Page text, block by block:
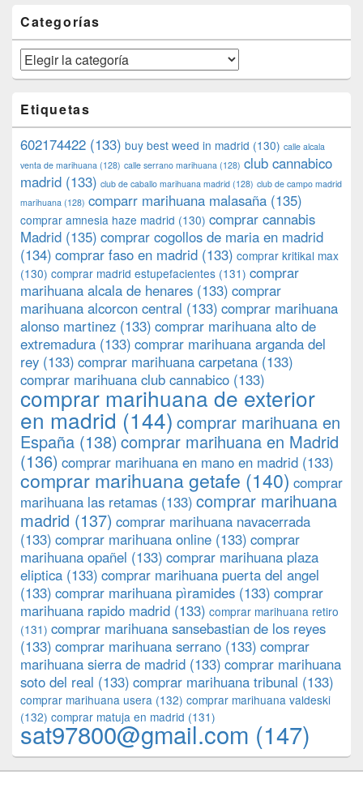
Categorías
Categorías
Etiquetas
602174422 (133) buy best weed in madrid (130) calle alcala
venta de marihuana (128) calle serrano marihuana (128) club cannabico
madrid (133) club de caballo marihuana madrid (128) club de campo madrid
marihuana (128) comparr marihuana malasaña (135)
comprar amnesia haze madrid (130) comprar cannabis
Madrid (135) comprar cogollos de maria en madrid
(134) comprar faso en madrid (133) comprar kritikal max
(130) comprar madrid estupefacientes (131) comprar
marihuana alcala de henares (133) comprar
marihuana alcorcon central (133) comprar marihuana
alonso martinez (133) comprar marihuana alto de
extremadura (133) comprar marihuana arganda del
rey (133) comprar marihuana carpetana (133)
comprar marihuana club cannabico (133)
comprar marihuana de exterior
en madrid (144) comprar marihuana en
España (138) comprar marihuana en Madrid
(136) comprar marihuana en mano en madrid (133)
comprar marihuana getafe (140) comprar
marihuana las retamas (133) comprar marihuana
madrid (137) comprar marihuana navacerrada
(133) comprar marihuana online (133) comprar
marihuana opañel (133) comprar marihuana plaza
eliptica (133) comprar marihuana puerta del angel
(133) comprar marihuana pìramides (133) comprar
marihuana rapido madrid (133) comprar marihuana retiro
(131) comprar marihuana sansebastian de los reyes
(133) comprar marihuana serrano (133) comprar
marihuana sierra de madrid (133) comprar marihuana
soto del real (133) comprar marihuana tribunal (133)
comprar marihuana usera (132) comprar marihuana valdeski
(132) comprar matuja en madrid (131)
sat97800@gmail.com (147)